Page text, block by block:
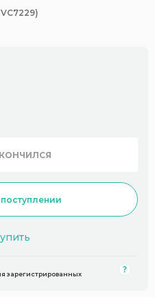
VC7229)
поступлении
зарегистрированных